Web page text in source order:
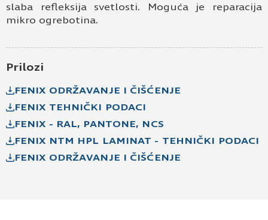
Prihvatam Uslove korišćenja i Politiku
privatnosti
Prijavljujem se za vesti i obaveštenja putem
elektronske pošte.
slaba refleksija svetlosti. Moguća je reparacija
mikro ogrebotina.
Prilozi
FENIX ODRŽAVANJE I ČIŠĆENJE
FENIX TEHNIČKI PODACI
FENIX - RAL, PANTONE, NCS
FENIX NTM HPL LAMINAT - TEHNIČKI PODACI
FENIX ODRŽAVANJE I ČIŠĆENJE